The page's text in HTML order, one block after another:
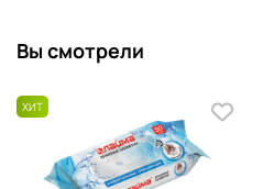
Вы смотрели